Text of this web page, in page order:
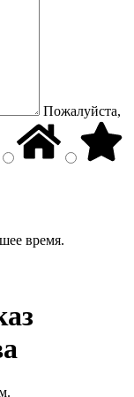
Пожалуйста,
время.